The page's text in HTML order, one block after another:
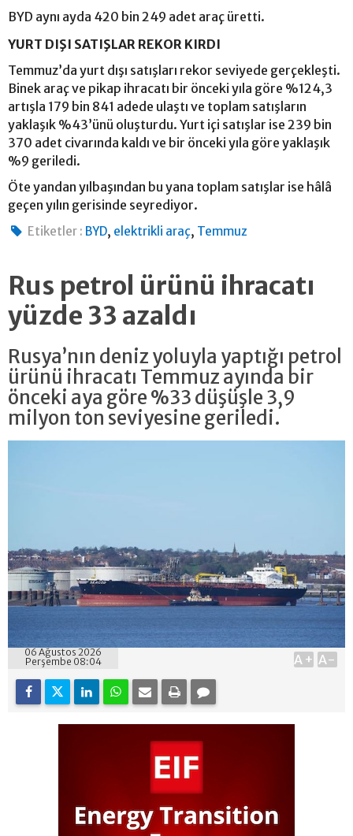
BYD aynı ayda 420 bin 249 adet araç üretti.
YURT DIŞI SATIŞLAR REKOR KIRDI
Temmuz’da yurt dışı satışları rekor seviyede gerçekleşti.
Binek araç ve pikap ihracatı bir önceki yıla göre %124,3
artışla 179 bin 841 adede ulaştı ve toplam satışların
yaklaşık %43’ünü oluşturdu. Yurt içi satışlar ise 239 bin
370 adet civarında kaldı ve bir önceki yıla göre yaklaşık
%9 geriledi.
Öte yandan yılbaşından bu yana toplam satışlar ise hâlâ
geçen yılın gerisinde seyrediyor.
Etiketler : BYD, elektrikli araç, Temmuz
Rus petrol ürünü ihracatı
yüzde 33 azaldı
Rusya’nın deniz yoluyla yaptığı petrol
ürünü ihracatı Temmuz ayında bir
önceki aya göre %33 düşüşle 3,9
milyon ton seviyesine geriledi.
06 Ağustos 2026
Perşembe 08:04
A+ A-